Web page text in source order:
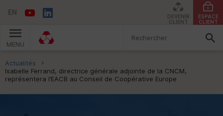
EN
DEVENIR
CLIENT
ESPACE
CLIENT
MENU
Vous êtes ici:
Actualités
Isabelle Ferrand, directrice générale adjointe de la CNCM,
représentera l’EACB au Conseil de Coopérative Europe